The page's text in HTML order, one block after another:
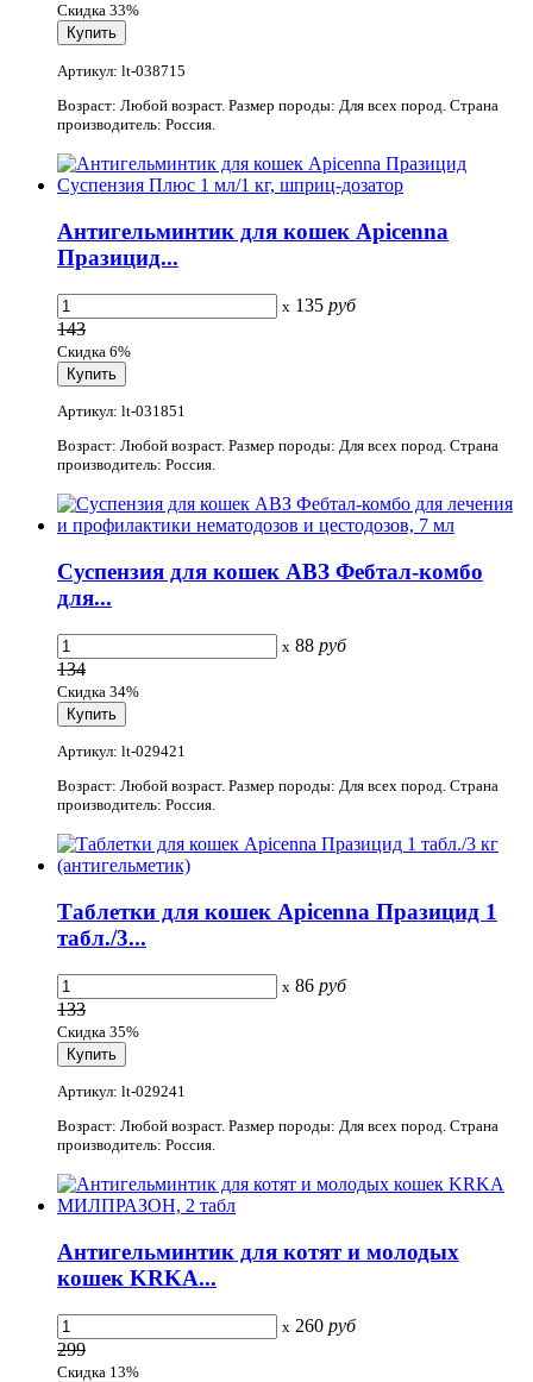
Скидка 33%
Артикул: lt-038715
Возраст: Любой возраст. Размер породы: Для всех пород. Страна
производитель: Россия.
Антигельминтик для кошек Apicenna
Празицид...
x 135 руб
143
Скидка 6%
Артикул: lt-031851
Возраст: Любой возраст. Размер породы: Для всех пород. Страна
производитель: Россия.
Суспензия для кошек АВЗ Фебтал-комбо
для...
x 88 руб
134
Скидка 34%
Артикул: lt-029421
Возраст: Любой возраст. Размер породы: Для всех пород. Страна
производитель: Россия.
Таблетки для кошек Apicenna Празицид 1
табл./3...
x 86 руб
133
Скидка 35%
Артикул: lt-029241
Возраст: Любой возраст. Размер породы: Для всех пород. Страна
производитель: Россия.
Антигельминтик для котят и молодых
кошек KRKA...
x 260 руб
299
Скидка 13%